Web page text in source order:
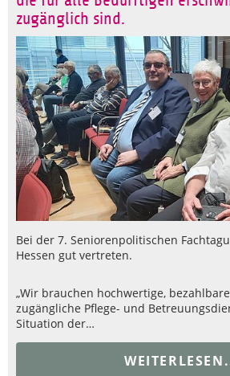
zugänglich sind.
Bei der 7. Seniorenpolitischen
Hessen gut vertreten.
„Wir brauchen hochwertige,
zugängliche Pflege- und
Situation der…